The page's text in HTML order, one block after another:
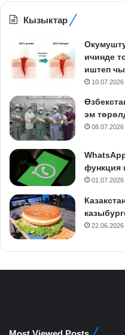
Кызыктар
ичинде
иштеп
10.07.2026
эм
08.07.2026
функция
01.07.2026
22.06.2026